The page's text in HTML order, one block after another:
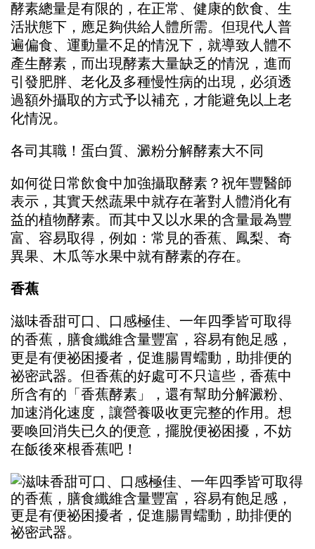
酵素總量是有限的，在正常、健康的飲食、生
活狀態下，應足夠供給人體所需。但現代人普
遍偏食、運動量不足的情況下，就導致人體不
產生酵素，而出現酵素大量缺乏的情況，進而
引發肥胖、老化及多種慢性病的出現，必須透
過額外攝取的方式予以補充，才能避免以上老
化情況。
各司其職！蛋白質、澱粉分解酵素大不同
如何從日常飲食中加強攝取酵素？祝年豐醫師
表示，其實天然蔬果中就存在著對人體消化有
益的植物酵素。而其中又以水果的含量最為豐
富、容易取得，例如：常見的香蕉、鳳梨、奇
異果、木瓜等水果中就有酵素的存在。
香蕉
滋味香甜可口、口感極佳、一年四季皆可取得
的香蕉，膳食纖維含量豐富，容易有飽足感，
更是有便祕困擾者，促進腸胃蠕動，助排便的
祕密武器。但香蕉的好處可不只這些，香蕉中
所含有的「香蕉酵素」，還有幫助分解澱粉、
加速消化速度，讓營養吸收更完整的作用。想
要喚回消失已久的便意，擺脫便祕困擾，不妨
在飯後來根香蕉吧！